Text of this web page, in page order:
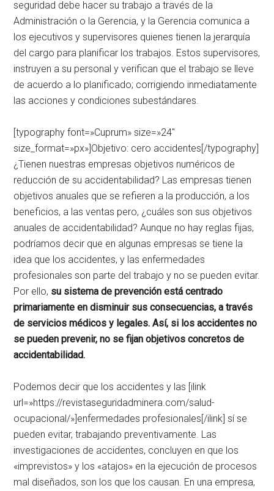
seguridad debe hacer su trabajo a través de la
Administración o la Gerencia, y la Gerencia comunica a
los ejecutivos y supervisores quienes tienen la jerarquía
del cargo para planificar los trabajos. Estos supervisores,
instruyen a su personal y verifican que el trabajo se lleve
de acuerdo a lo planificado; corrigiendo inmediatamente
las acciones y condiciones subestándares.
[typography font=»Cuprum» size=»24″
size_format=»px»]Objetivo: cero accidentes[/typography]
¿Tienen nuestras empresas objetivos numéricos de
reducción de su accidentabilidad? Las empresas tienen
objetivos anuales que se refieren a la producción, a los
beneficios, a las ventas pero, ¿cuáles son sus objetivos
anuales de accidentabilidad? Aunque no hay reglas fijas,
podríamos decir que en algunas empresas se tiene la
idea que los accidentes, y las enfermedades
profesionales son parte del trabajo y no se pueden evitar.
Por ello, su sistema de prevención está centrado
primariamente en disminuir sus consecuencias, a través
de servicios médicos y legales. Así, si los accidentes no
se pueden prevenir, no se fijan objetivos concretos de
accidentabilidad.
Podemos decir que los accidentes y las [ilink
url=»https://revistaseguridadminera.com/salud-
ocupacional/»]enfermedades profesionales[/ilink] sí se
pueden evitar, trabajando preventivamente. Las
investigaciones de accidentes, concluyen en que los
«imprevistos» y los «atajos» en la ejecución de procesos
mal diseñados, son los que los causan. En una empresa,